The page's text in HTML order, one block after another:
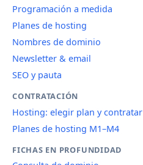
Programación a medida
Planes de hosting
Nombres de dominio
Newsletter & email
SEO y pauta
CONTRATACIÓN
Hosting: elegir plan y
Planes de hosting M1–M4
FICHAS EN PROFUNDIDAD